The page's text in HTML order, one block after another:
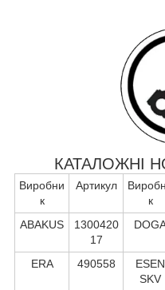
КАТАЛОЖНІ
Виробни
к
Артикул
к
ABAKUS
1300420
17
ERA
490558
ESEN
SKV